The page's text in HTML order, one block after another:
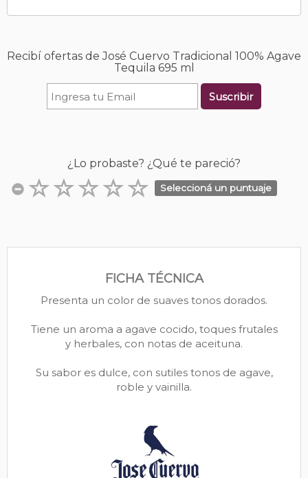
Recibí ofertas de José Cuervo Tradicional 100% Agave
Tequila 695 ml
Suscribir
¿Lo probaste? ¿Qué te pareció?
Seleccioná un puntuaje
FICHA TÉCNICA
Presenta un color de suaves tonos dorados.
Tiene un aroma a agave cocido, toques frutales
y herbales, con notas de aceituna.
Su sabor es dulce, con sutiles tonos de agave,
roble y vainilla.